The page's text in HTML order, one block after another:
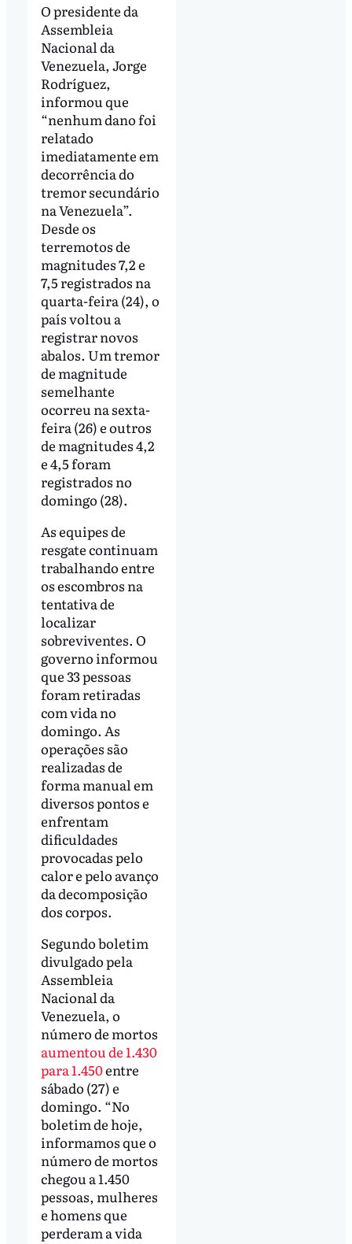
O presidente da
Assembleia
Nacional da
Venezuela, Jorge
Rodríguez,
informou que
“nenhum dano foi
relatado
imediatamente em
decorrência do
tremor secundário
na Venezuela”.
Desde os
terremotos de
magnitudes 7,2 e
7,5 registrados na
quarta-feira (24), o
país voltou a
registrar novos
abalos. Um tremor
de magnitude
semelhante
ocorreu na sexta-
feira (26) e outros
de magnitudes 4,2
e 4,5 foram
registrados no
domingo (28).
As equipes de
resgate continuam
trabalhando entre
os escombros na
tentativa de
localizar
sobreviventes. O
governo informou
que 33 pessoas
foram retiradas
com vida no
domingo. As
operações são
realizadas de
forma manual em
diversos pontos e
enfrentam
dificuldades
provocadas pelo
calor e pelo avanço
da decomposição
dos corpos.
Segundo boletim
divulgado pela
Assembleia
Nacional da
Venezuela, o
número de mortos
aumentou de 1.430
para 1.450entre
sábado (27) e
domingo. “No
boletim de hoje,
informamos que o
número de mortos
chegou a 1.450
pessoas, mulheres
e homens que
perderam a vida